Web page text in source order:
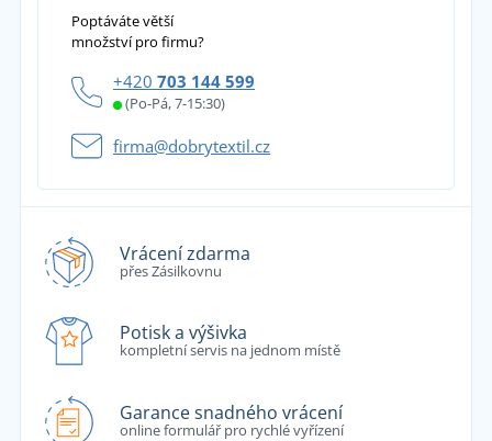
Poptáváte větší
množství pro firmu?
+420 703 144 599
(Po-Pá, 7-15:30)
firma@dobrytextil.cz
Vrácení zdarma
přes Zásilkovnu
Potisk a výšivka
kompletní servis na jednom místě
Garance snadného vrácení
online formulář pro rychlé vyřízení